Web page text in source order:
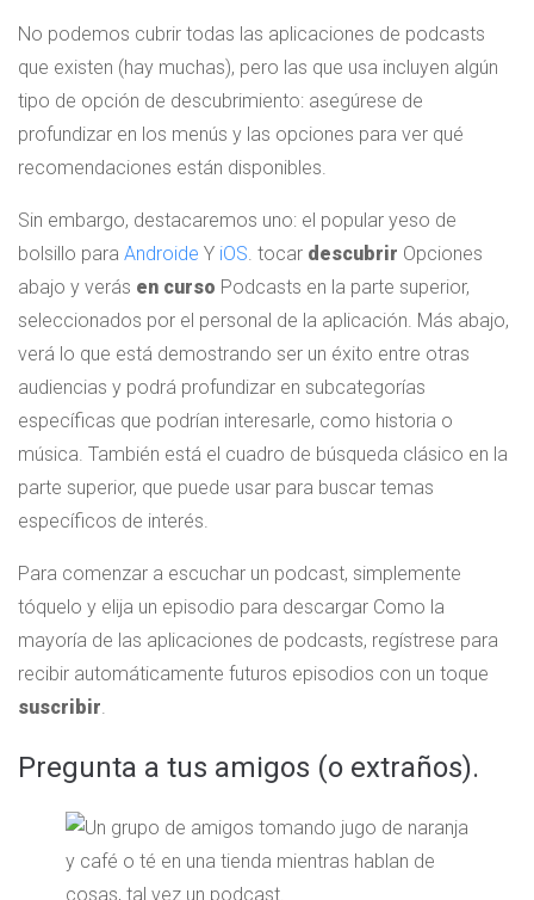
No podemos cubrir todas las aplicaciones de podcasts
que existen (hay muchas), pero las que usa incluyen algún
tipo de opción de descubrimiento: asegúrese de
profundizar en los menús y las opciones para ver qué
recomendaciones están disponibles.
Sin embargo, destacaremos uno: el popular yeso de
bolsillo para Androide Y iOS. tocar descubrir Opciones
abajo y verás en curso Podcasts en la parte superior,
seleccionados por el personal de la aplicación. Más abajo,
verá lo que está demostrando ser un éxito entre otras
audiencias y podrá profundizar en subcategorías
específicas que podrían interesarle, como historia o
música. También está el cuadro de búsqueda clásico en la
parte superior, que puede usar para buscar temas
específicos de interés.
Para comenzar a escuchar un podcast, simplemente
tóquelo y elija un episodio para descargar Como la
mayoría de las aplicaciones de podcasts, regístrese para
recibir automáticamente futuros episodios con un toque
suscribir.
Pregunta a tus amigos (o extraños).